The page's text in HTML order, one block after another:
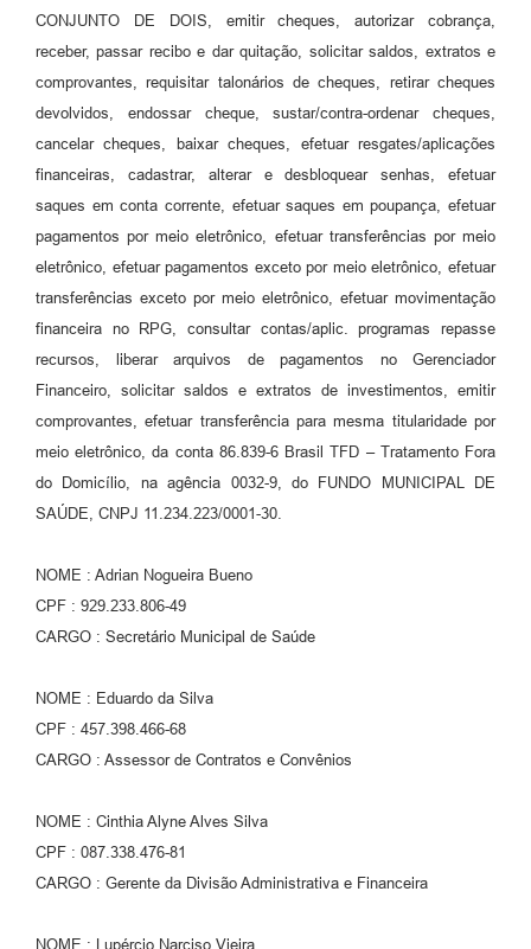
CONJUNTO DE DOIS, emitir cheques, autorizar cobrança,
receber, passar recibo e dar quitação, solicitar saldos, extratos e
comprovantes, requisitar talonários de cheques, retirar cheques
devolvidos, endossar cheque, sustar/contra-ordenar cheques,
cancelar cheques, baixar cheques, efetuar resgates/aplicações
financeiras, cadastrar, alterar e desbloquear senhas, efetuar
saques em conta corrente, efetuar saques em poupança, efetuar
pagamentos por meio eletrônico, efetuar transferências por meio
eletrônico, efetuar pagamentos exceto por meio eletrônico, efetuar
transferências exceto por meio eletrônico, efetuar movimentação
financeira no RPG, consultar contas/aplic. programas repasse
recursos, liberar arquivos de pagamentos no Gerenciador
Financeiro, solicitar saldos e extratos de investimentos, emitir
comprovantes, efetuar transferência para mesma titularidade por
meio eletrônico, da conta 86.839-6 Brasil TFD – Tratamento Fora
do Domicílio, na agência 0032-9, do FUNDO MUNICIPAL DE
SAÚDE, CNPJ 11.234.223/0001-30.
NOME : Adrian Nogueira Bueno
CPF : 929.233.806-49
CARGO : Secretário Municipal de Saúde
NOME : Eduardo da Silva
CPF : 457.398.466-68
CARGO : Assessor de Contratos e Convênios
NOME : Cinthia Alyne Alves Silva
CPF : 087.338.476-81
CARGO : Gerente da Divisão Administrativa e Financeira
NOME : Lupércio Narciso Vieira